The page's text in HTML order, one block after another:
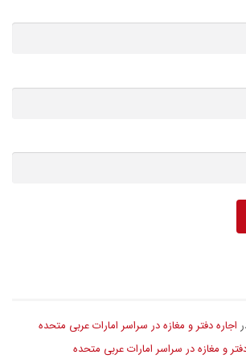
اجاره دفتر و مغازه در سراسر امارات عربی متحده
و مغازه در سراسر امارات عربی متحده